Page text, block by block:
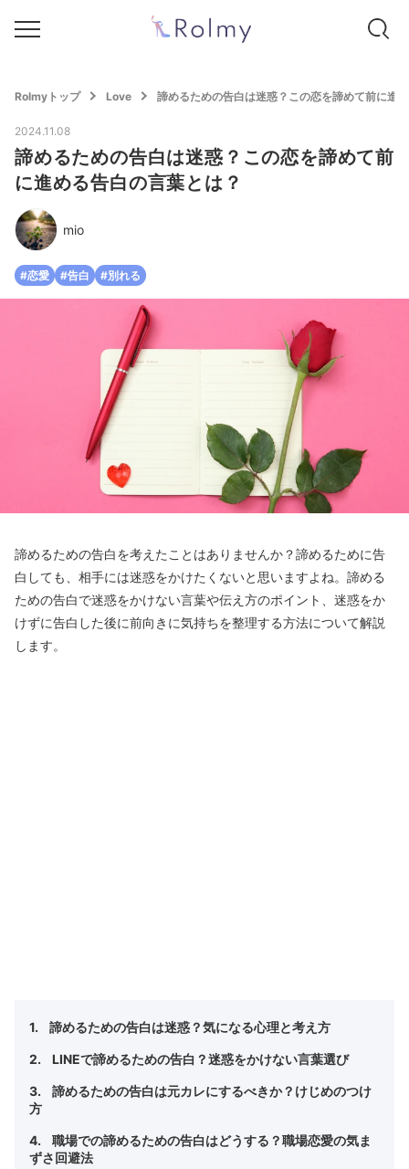
Rolmyトップ Love 諦めるための告白は迷惑？この恋を諦めて前に進
2024.11.08
諦めるための告白は迷惑？この恋を諦めて前
に進める告白の言葉とは？
mio
#恋愛 #告白 #別れる
諦めるための告白を考えたことはありませんか？諦めるために告
白しても、相手には迷惑をかけたくないと思いますよね。諦める
ための告白で迷惑をかけない言葉や伝え方のポイント、迷惑をか
けずに告白した後に前向きに気持ちを整理する方法について解説
します。
諦めるための告白は迷惑？気になる心理と考え方
LINEで諦めるための告白？迷惑をかけない言葉選び
諦めるための告白は元カレにするべきか？けじめのつけ
方
職場での諦めるための告白はどうする？職場恋愛の気ま
ずさ回避法